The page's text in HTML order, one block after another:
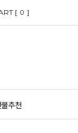
[ 0 ]
추천